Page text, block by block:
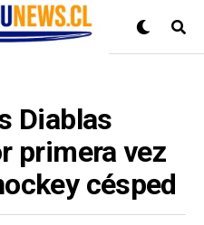
Diablas
primera vez
césped